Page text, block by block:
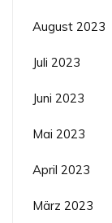
August 2023
Juli 2023
Juni 2023
Mai 2023
April 2023
März 2023